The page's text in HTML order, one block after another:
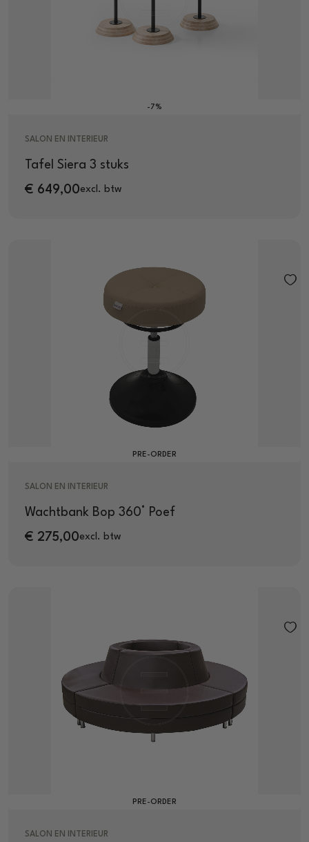
-7%
SALON EN INTERIEUR
Tafel Siera 3 stuks
€ 649,00excl. btw
PRE-ORDER
SALON EN INTERIEUR
Wachtbank Bop 360° Poef
€ 275,00excl. btw
PRE-ORDER
SALON EN INTERIEUR